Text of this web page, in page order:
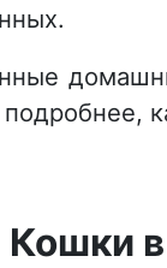
Кошки